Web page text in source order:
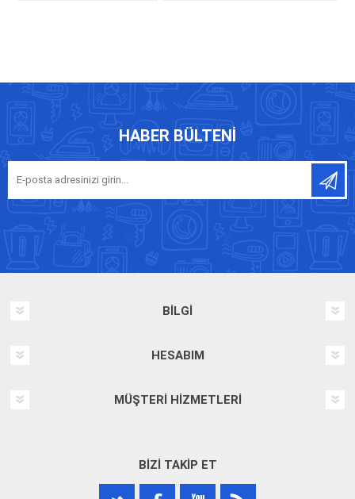
HABER BÜLTENI
BILGI
HESABIM
MÜŞTERI HIZMETLERI
BIZI TAKIP ET